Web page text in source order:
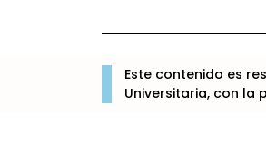
Este contenido es
Universitaria, con la